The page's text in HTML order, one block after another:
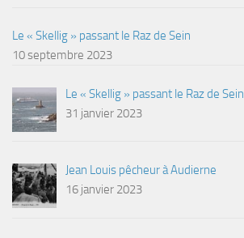
Le « Skellig » passant le Raz de Sein
10 septembre 2023
Le « Skellig » passant le Raz de Sein
31 janvier 2023
Jean Louis pêcheur à Audierne
16 janvier 2023